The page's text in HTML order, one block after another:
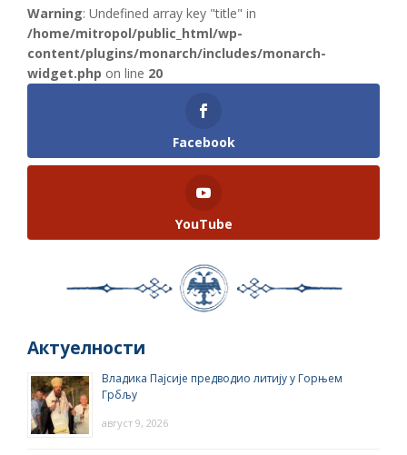
Warning: Undefined array key "title" in
/home/mitropol/public_html/wp-
content/plugins/monarch/includes/monarch-
widget.php on line 20
Facebook
YouTube
Актуелности
Владика Пајсије предводио литију у Горњем
Грбљу
август 9, 2026